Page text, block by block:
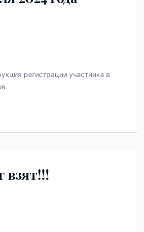
регистрации участника в
взят!!!